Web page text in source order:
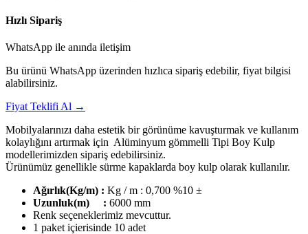
Hızlı Sipariş
WhatsApp ile anında iletişim
Bu ürünü WhatsApp üzerinden hızlıca sipariş edebilir, fiyat bilgisi
alabilirsiniz.
Fiyat Teklifi Al →
Mobilyalarınızı daha estetik bir görünüme kavuşturmak ve kullanım
kolaylığını artırmak için Alüminyum gömmelli Tipi Boy Kulp
modellerimizden sipariş edebilirsiniz.
Ürünümüz genellikle sürme kapaklarda boy kulp olarak kullanılır.
Ağırlık(Kg/m) : Kg / m : 0,700 %10 ±
Uzunluk(m) : 6000 mm
Renk seçeneklerimiz mevcuttur.
1 paket içierisinde 10 adet